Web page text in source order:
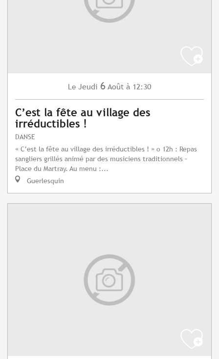
Le Jeudi 6 Août à 12:30
C’est la fête au village des
irréductibles !
DANSE
« C’est la fête au village des irréductibles ! » o 12h : Repas
sangliers grillés animé par des musiciens traditionnels –
Place du Martray. Au menu :...
Guerlesquin